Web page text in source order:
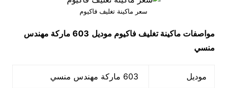
سعر ماكينة تغليف فاكيوم
مواصفات ماكينة تغليف فاكيوم موديل
603 ماركة مهندس
منسي
موديل